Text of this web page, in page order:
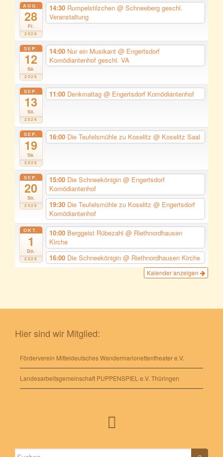
AUG.
28
Fr.
2026
14:30 Rumpelstilzchen @ Schneeberg geschl.
Veranstaltung
SEP.
12
Sa.
2026
14:00 Nur ein Musikant @ Engertsdorf
Komödiantenhof geschl. VA
SEP.
13
So.
2026
11:00 Denkmaltag @ Engertsdorf Komödiantenhof
SEP.
19
Sa.
2026
16:00 Die Teufelsmühle zu Koselitz @ Koselitz Saal
SEP.
20
So.
2026
15:00 Die Schneekönigin @ Engertsdorf
Komödiantenhof
19:30 Die Teufelsmühle zu Koselitz @ Engertsdorf
Komödiantenhof
OKT.
1
Do.
2026
10:00 Berggeist Rübezahl @ Riethnordhausen
Kirche
16:00 Die Schneekönigin @ Riethnordhausen Kirche
Kalender anzeigen
Hier sind wir Mitglied:
Förderverein Mitteldeutsches Wandermarionettentheater e.V.
Landesarbeitsgemeinschaft PUPPENSPIEL e.V. Thüringen
Suche